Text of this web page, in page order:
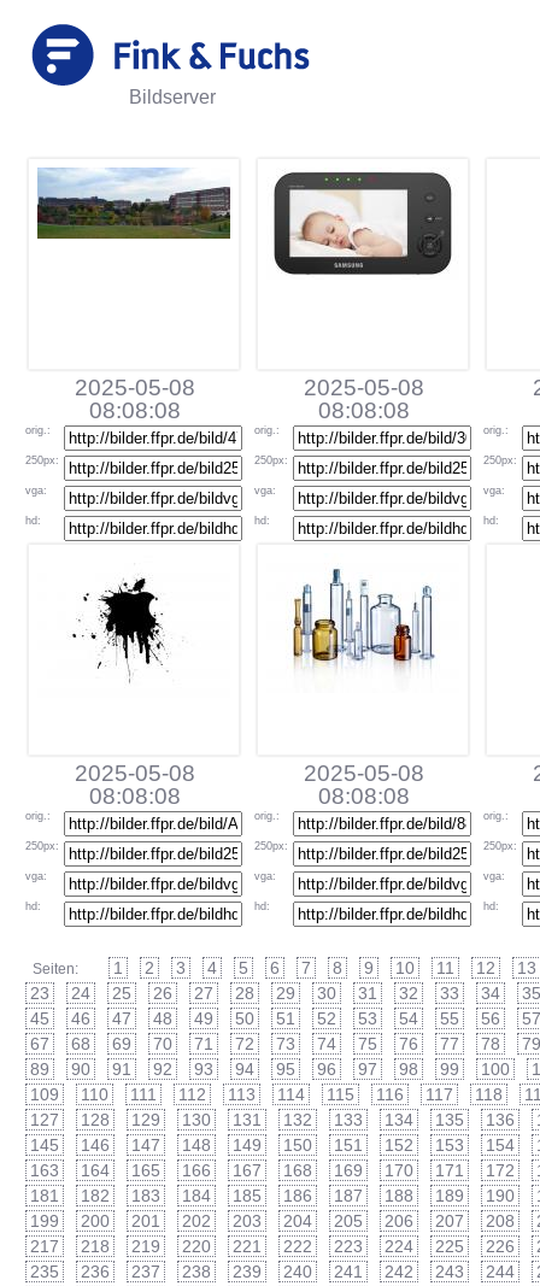
Bildserver
2025-05-08
08:08:08
orig.:
250px:
vga:
hd:
2025-05-08
08:08:08
orig.:
250px:
vga:
hd:
orig.:
250px:
vga:
hd:
2025-05-08
08:08:08
orig.:
250px:
vga:
hd:
2025-05-08
08:08:08
orig.:
250px:
vga:
hd:
orig.:
250px:
vga:
hd:
Seiten: 1 2 3 4 5 6 7 8 9 10 11 12
13
23
24 25 26 27 28 29 30 31 32 33 34
35
45
46 47 48 49 50 51 52 53 54 55 56
57
67
68 69 70 71 72 73 74 75 76 77 78
79
89
90 91 92 93 94 95 96 97 98 99 100
109
110 111 112 113 114 115 116 117 118
127
128 129 130 131 132 133 134 135 136
145
146 147 148 149 150 151 152 153 154
163
164 165 166 167 168 169 170 171 172
181
182 183 184 185 186 187 188 189 190
199
200 201 202 203 204 205 206 207 208
217
218 219 220 221 222 223 224 225 226
235
236 237 238 239 240 241 242 243 244